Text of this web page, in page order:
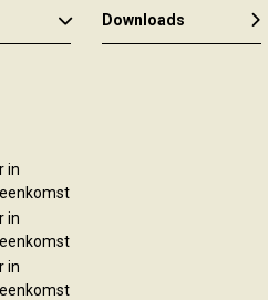
in
in
in
Downloads